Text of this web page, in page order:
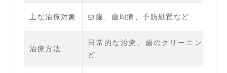
主な治療対象 虫歯、歯周病、予防処置など
治療方法
日常的な治療、歯のクリーニングな
ど